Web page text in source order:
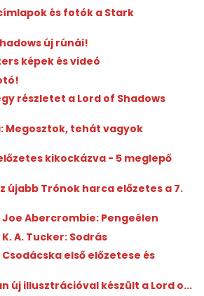
és fotók a Stark
új rúnái!
képek és videó
részletet a Lord of Shadows
Megosztok, ​tehát vagyok
kikockázva - 5 meglepő
újabb Trónok harca előzetes a 7.
Joe Abercrombie: Pengeélen
A. Tucker: Sodrás
első előzetese és
új illusztrációval készült a Lord o...